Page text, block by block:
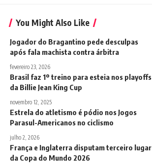
You Might Also Like
Jogador do Bragantino pede desculpas
após fala machista contra árbitra
fevereiro 23, 2026
Brasil faz 1º treino para esteia nos playoffs
da Billie Jean King Cup
novembro 12, 2025
Estrela do atletismo é pódio nos Jogos
Parasul-Americanos no ciclismo
julho 2, 2026
França e Inglaterra disputam terceiro lugar
da Copa do Mundo 2026